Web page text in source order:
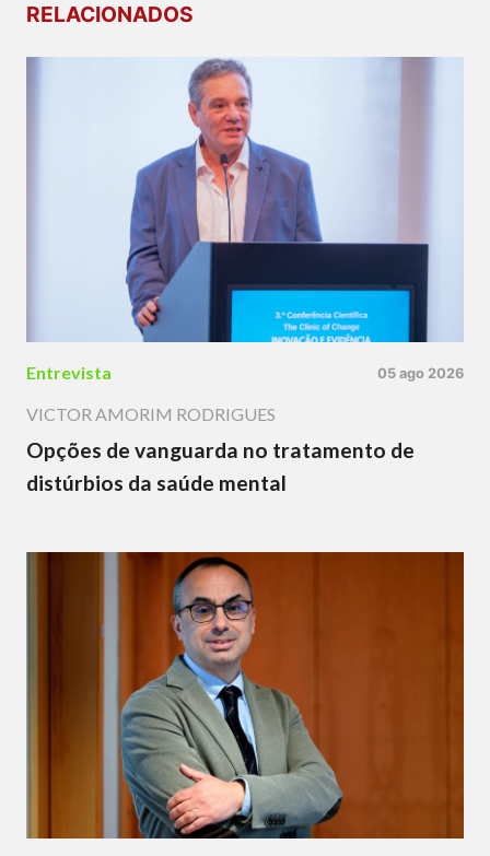
RELACIONADOS
Entrevista 05 ago 2026
VICTOR AMORIM RODRIGUES
Opções de vanguarda no tratamento de
distúrbios da saúde mental